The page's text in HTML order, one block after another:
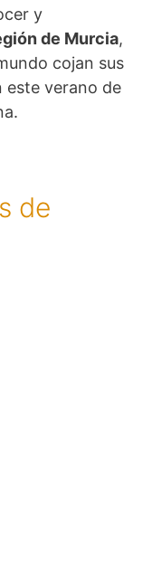
y
de Murcia,
cojan sus
este verano de
de